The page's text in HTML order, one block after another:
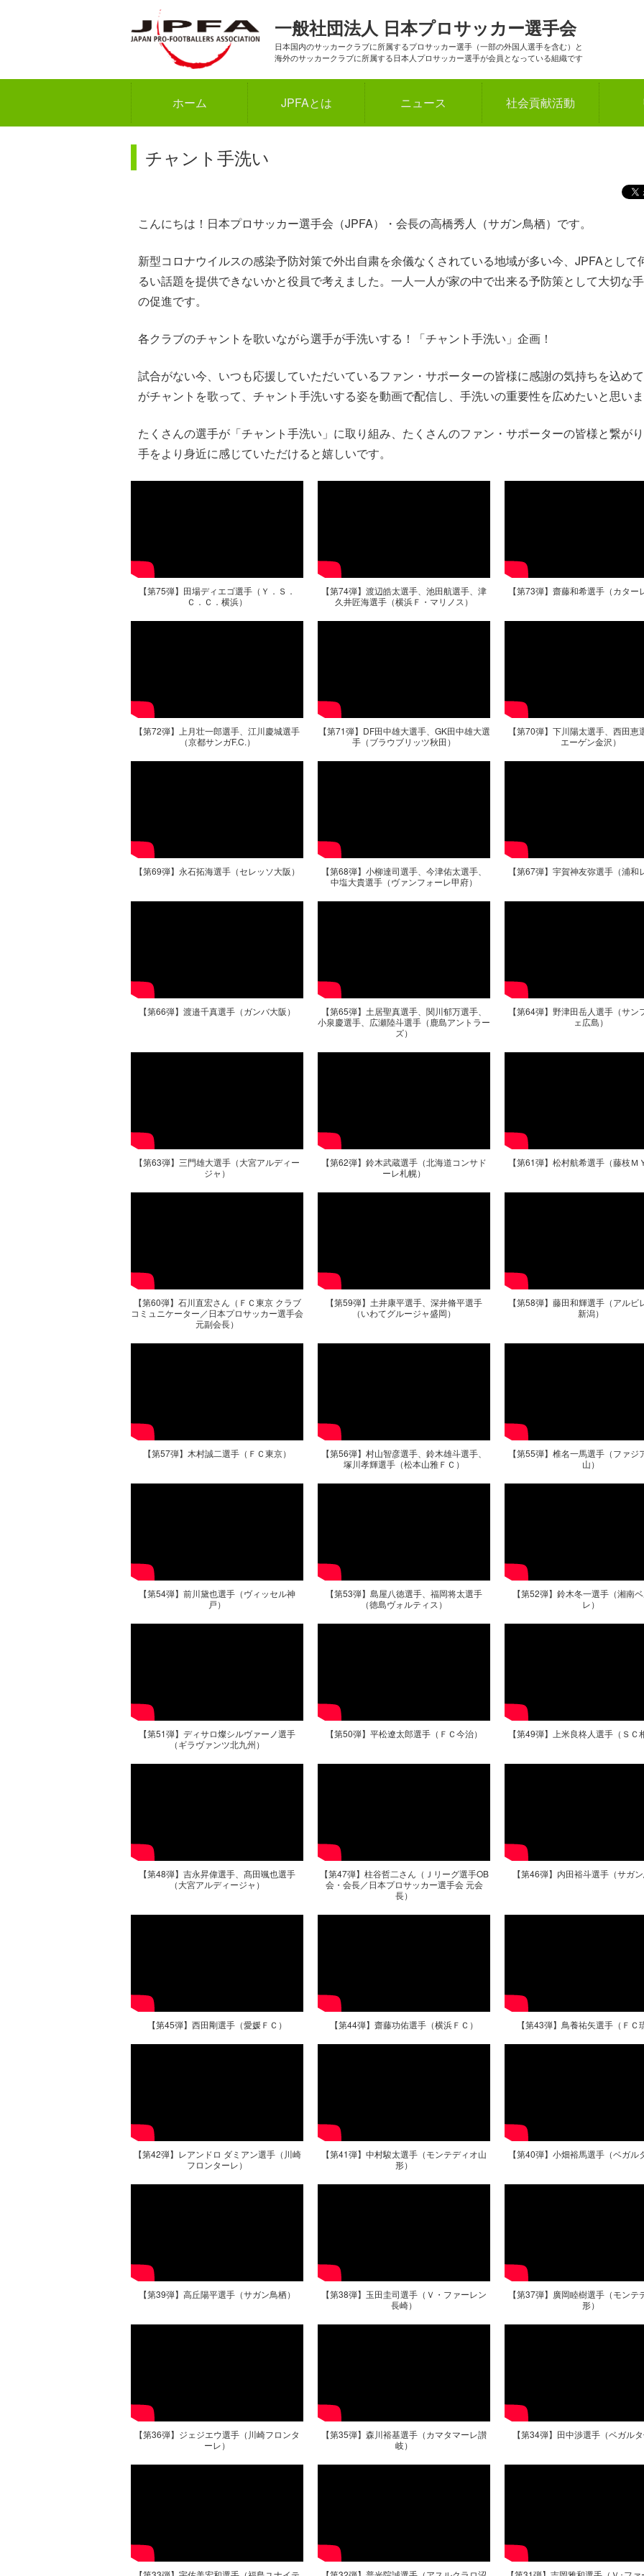
一般社団法人 日本プロサッカー選手会
日本国内のサッカークラブに所属するプロサッカー選手（一部の外国人選手を含む）と
海外のサッカークラブに所属する日本人プロサッカー選手が会員となっている組織です
ホーム JPFAとは ニュース 社会貢献活動
チャント手洗い
こんにちは！日本プロサッカー選手会（JPFA）・会長の高橋秀人（サガン鳥栖）です。
新型コロナウイルスの感染予防対策で外出自粛を余儀なくされている地域が多い今、JPFAとして
るい話題を提供できないかと役員で考えました。一人一人が家の中で出来る予防策として大切な
の促進です。
各クラブのチャントを歌いながら選手が手洗いする！「チャント手洗い」企画！
試合がない今、いつも応援していただいているファン・サポーターの皆様に感謝の気持ちを込め
がチャントを歌って、チャント手洗いする姿を動画で配信し、手洗いの重要性を広めたいと思いま
たくさんの選手が「チャント手洗い」に取り組み、たくさんのファン・サポーターの皆様と繋が
手をより身近に感じていただけると嬉しいです。
【第75弾】田場ディエゴ選手（Ｙ．Ｓ．
Ｃ．Ｃ．横浜）
【第74弾】渡辺皓太選手、池田航選手、津
久井匠海選手（横浜Ｆ・マリノス）
【第73弾】齋藤和希選手（カター
【第72弾】上月壮一郎選手、江川慶城選手
（京都サンガF.C.）
【第71弾】DF田中雄大選手、GK田中雄大選
手（ブラウブリッツ秋田）
【第70弾】下川陽太選手、西田恵
エーゲン金沢）
【第69弾】永石拓海選手（セレッソ大阪）
【第68弾】小柳達司選手、今津佑太選手、
中塩大貴選手（ヴァンフォーレ甲府）
【第67弾】宇賀神友弥選手（浦和
【第66弾】渡邉千真選手（ガンバ大阪）
【第65弾】土居聖真選手、関川郁万選手、
小泉慶選手、広瀬陸斗選手（鹿島アントラー
ズ）
【第64弾】野津田岳人選手（サン
ェ広島）
【第63弾】三門雄大選手（大宮アルディー
ジャ）
【第62弾】鈴木武蔵選手（北海道コンサド
ーレ札幌）
【第61弾】松村航希選手（藤枝Ｍ
【第60弾】石川直宏さん（ＦＣ東京 クラブ
コミュニケーター／日本プロサッカー選手会
元副会長）
【第59弾】土井康平選手、深井脩平選手
（いわてグルージャ盛岡）
【第58弾】藤田和輝選手（アルビ
新潟）
【第57弾】木村誠二選手（ＦＣ東京）
【第56弾】村山智彦選手、鈴木雄斗選手、
塚川孝輝選手（松本山雅ＦＣ）
【第55弾】椎名一馬選手（ファジ
山）
【第54弾】前川黛也選手（ヴィッセル神
戸）
【第53弾】島屋八徳選手、福岡将太選手
（徳島ヴォルティス）
【第52弾】鈴木冬一選手（湘南
レ）
【第51弾】ディサロ燦シルヴァーノ選手
（ギラヴァンツ北九州）
【第50弾】平松遼太郎選手（ＦＣ今治） 【第49弾】上米良柊人選手（ＳＣ
【第48弾】吉永昇偉選手、髙田颯也選手
（大宮アルディージャ）
【第47弾】柱谷哲二さん（Ｊリーグ選手OB
会・会長／日本プロサッカー選手会 元会
長）
【第46弾】内田裕斗選手（サガン
【第45弾】西田剛選手（愛媛ＦＣ） 【第44弾】齋藤功佑選手（横浜ＦＣ） 【第43弾】鳥養祐矢選手（ＦＣ
【第42弾】レアンドロ ダミアン選手（川崎
フロンターレ）
【第41弾】中村駿太選手（モンテディオ山
形）
【第40弾】小畑裕馬選手（ベガル
【第39弾】高丘陽平選手（サガン鳥栖）
【第38弾】玉田圭司選手（Ｖ・ファーレン
長崎）
【第37弾】廣岡睦樹選手（モンテ
形）
【第36弾】ジェジエウ選手（川崎フロンタ
ーレ）
【第35弾】森川裕基選手（カマタマーレ讃
岐）
【第34弾】田中渉選手（ベガルタ